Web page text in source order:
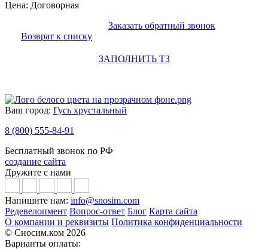
Цена: Договорная
Заказать обратный звонок
Возврат к списку
ЗАПОЛНИТЬ ТЗ
Ваш город: Гусь хрустальный
8 (800) 555-84-91
Бесплатный звонок по РФ
создание сайта
Дружите с нами
Напишите нам: info@snosim.com
Редевелопмент Вопрос-ответ Блог Карта сайта
О компании и реквизиты Политика конфиденциальности
© Сносим.ком 2026
Варианты оплаты: